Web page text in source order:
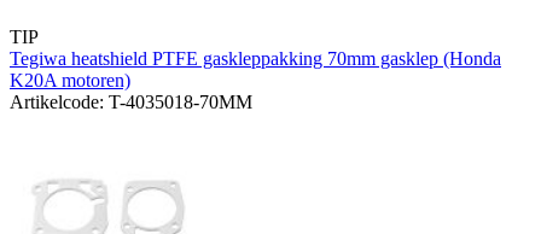
TIP
Tegiwa heatshield PTFE gaskleppakking 70mm gasklep (Honda
K20A motoren)
Artikelcode: T-4035018-70MM